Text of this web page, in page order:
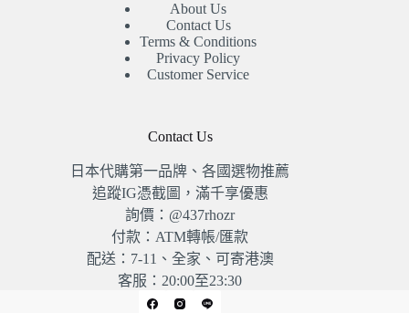
About Us
Contact Us
Terms & Conditions
Privacy Policy
Customer Service
Contact Us
日本代購第一品牌、各國選物推薦
追蹤IG憑截圖，滿千享優惠
詢價：@437rhozr
付款：ATM轉帳/匯款
配送：7-11、全家、可寄港澳
客服：20:00至23:30